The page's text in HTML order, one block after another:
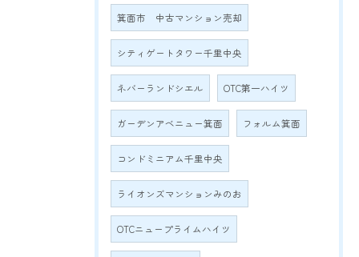
箕面市 中古マンション売却
シティゲートタワー千里中央
ネバーランドシエル OTC第一ハイツ
ガーデンアベニュー箕面 フォルム箕面
コンドミニアム千里中央
ライオンズマンションみのお
OTCニュープライムハイツ